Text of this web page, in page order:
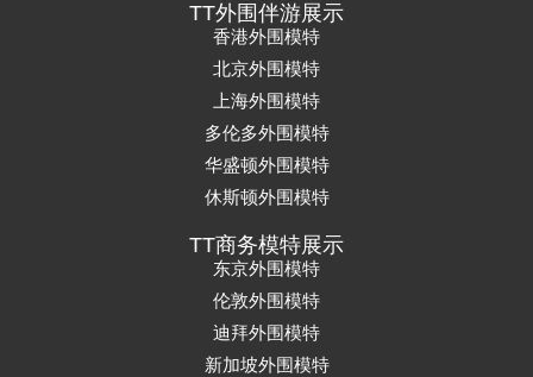
TT外围伴游展示
香港外围模特
北京外围模特
上海外围模特
多伦多外围模特
华盛顿外围模特
休斯顿外围模特
TT商务模特展示
东京外围模特
伦敦外围模特
迪拜外围模特
新加坡外围模特